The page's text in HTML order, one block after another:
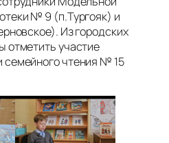
№ 9 (п.Тургояк) и
Из городских
отметить участие
семейного чтения № 15